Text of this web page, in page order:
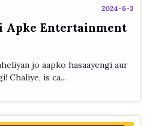
2024-6-3
Apke Entertainment
jo aapko hasaayengi aur
Chaliye, is ca...